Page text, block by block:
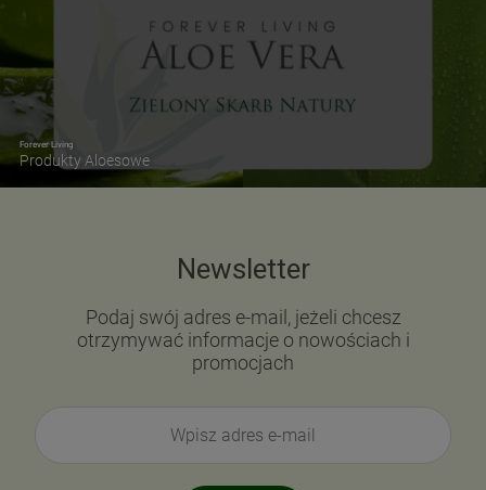
Forever Living
Produkty Aloesowe
Newsletter
Podaj swój adres e-mail, jeżeli chcesz
otrzymywać informacje o nowościach i
promocjach